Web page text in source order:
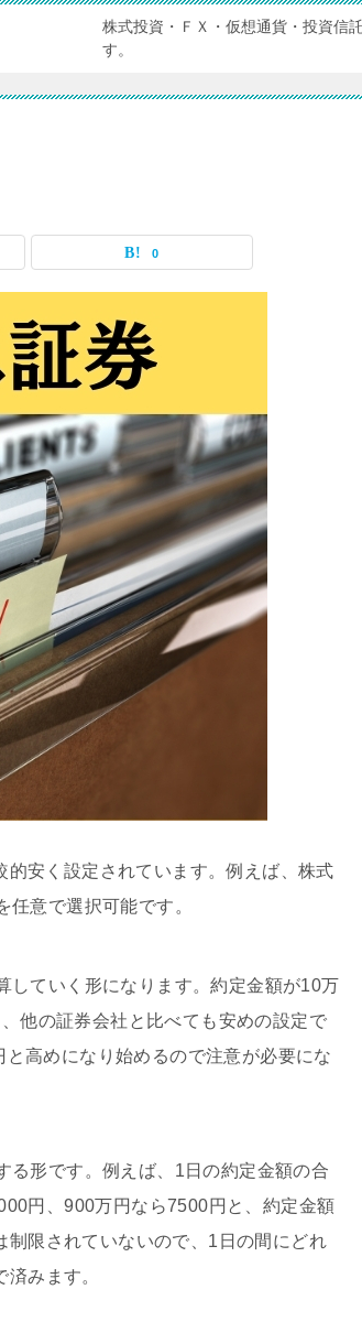
株式投資・ＦＸ・仮想通貨・投資信
す。
0
安く設定されています。例えば、株式
意で選択可能です。
していく形になります。約定金額が10万
他の証券会社と比べても安めの設定で
高めになり始めるので注意が必要にな
る形です。例えば、1日の約定金額の合
円、900万円なら7500円と、約定金額
限されていないので、1日の間にどれ
みます。